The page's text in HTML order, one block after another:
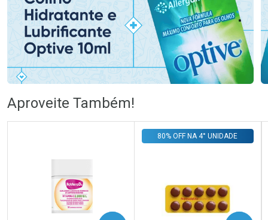
Comprar sem Desconto
Por R$ 53,06/cada
Comprar sem Desconto
Por R$ 53,06/cada
Aproveite Também!
80% OFF NA 4° UNIDADE